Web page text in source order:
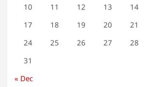
10
11 12 13 14
17
18 19 20 21
24
25 26 27 28
31
« Dec